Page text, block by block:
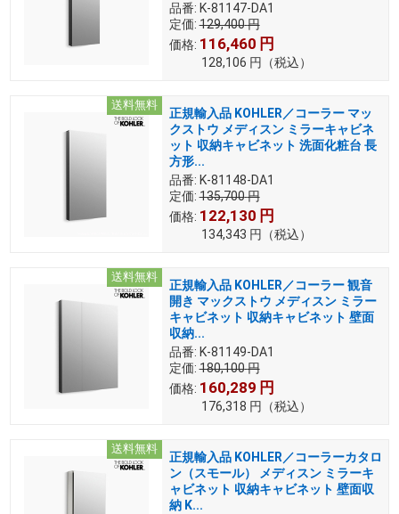
品番: K-81147-DA1
定価: 129,400円
価格: 116,460 円
128,106 円 （税込）
送料無料
正規輸入品 KOHLER／コーラー マッ
クストウ メディスン ミラーキャビネ
ット 収納キャビネット 洗面化粧台 長
方形...
品番: K-81148-DA1
定価: 135,700円
価格: 122,130 円
134,343 円 （税込）
送料無料
正規輸入品 KOHLER／コーラー 観音
開き マックストウ メディスン ミラー
キャビネット 収納キャビネット 壁面
収納...
品番: K-81149-DA1
定価: 180,100円
価格: 160,289 円
176,318 円 （税込）
送料無料
正規輸入品 KOHLER／コーラーカタロ
ン（スモール） メディスン ミラーキ
ャビネット 収納キャビネット 壁面収
納 K...